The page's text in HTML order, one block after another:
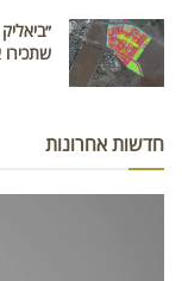
חדשות אחרונות